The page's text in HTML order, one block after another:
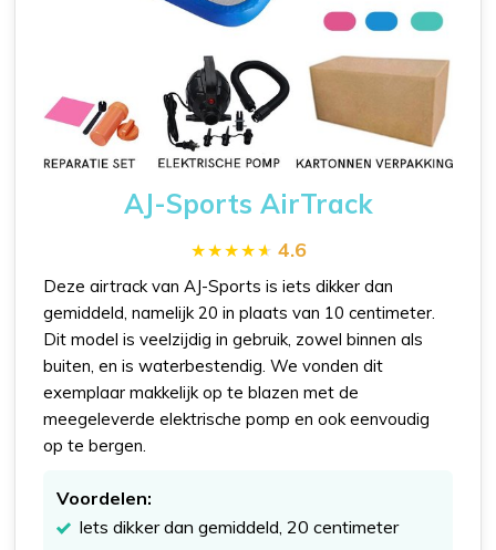
AJ-Sports AirTrack
4.6
Deze airtrack van AJ-Sports is iets dikker dan
gemiddeld, namelijk 20 in plaats van 10 centimeter.
Dit model is veelzijdig in gebruik, zowel binnen als
buiten, en is waterbestendig. We vonden dit
exemplaar makkelijk op te blazen met de
meegeleverde elektrische pomp en ook eenvoudig
op te bergen.
Voordelen:
Iets dikker dan gemiddeld, 20 centimeter